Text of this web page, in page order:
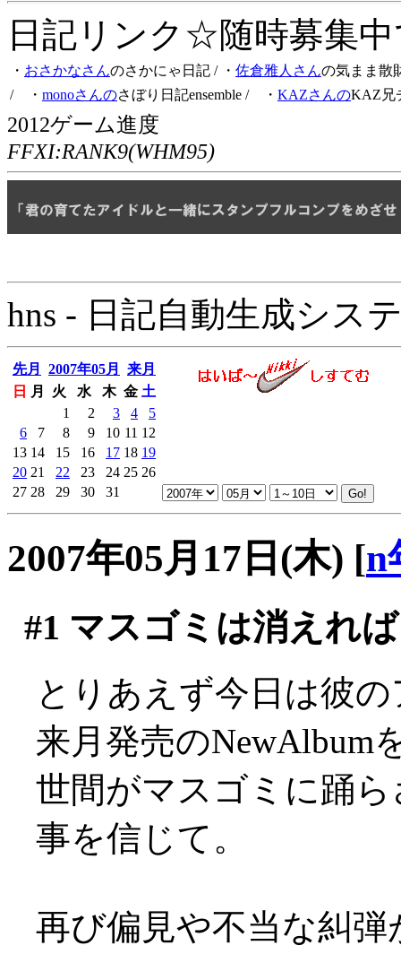
日記リンク☆随時募集
・ おさかなさんのさかにゃ日記 / ・ 佐倉雅人さんの気まま散
/ ・ monoさんのさぼり日記ensemble / ・ KAZさんのKAZ兄
2012ゲーム進度
FFXI:RANK9(WHM95)
hns - 日記自動生成シス
先月 2007年05月
来月
日
月 火 水 木 金 土
1
2 3 4
5
6
7 8 9 10 11 12
13 14 15 16 17 18 19
20 21 22 23 24 25 26
27 28 29 30 31
2007年05月17日(木) [n
#1 マスゴミは消えれ
とりあえず今日は彼
来月発売のNewAlbum
世間がマスゴミに踊
事を信じて。
再び偏見や不当な糾